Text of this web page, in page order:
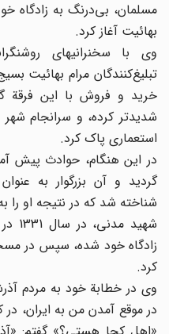
مسلمان، بی‌درنگ به زادگاه
بهائیت آغاز کرد.
وی با سخنرانیهای
تبلیغ‌کنندگان مرام بهائیت
خرید و فروش با این فرقة
شدید‌تر کرده، و سرانجام شهر
استعماری پاک کرد.
در این هنگام، حوادث پیش
گردید و آن بزرگوار به
شناخته شد که در نتیجه او را
شهید
زادگاه خود شده، سپس در
کرد.
وی در خطابة خود به مردم
در موقع آمدن من به ایران، در